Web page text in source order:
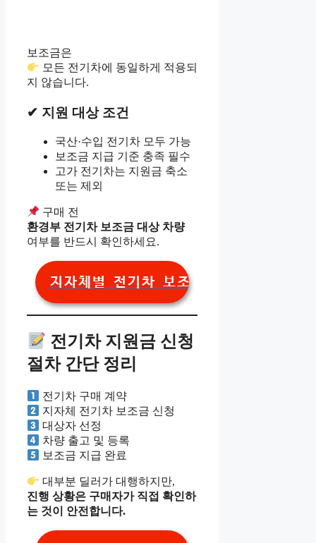
보조금은
모든 전기차에 동일하게 적용되
지 않습니다.
✔ 지원 대상 조건
국산·수입 전기차 모두 가능
보조금 지급 기준 충족 필수
고가 전기차는 지원금 축소
또는 제외
구매 전
환경부 전기차 보조금 대상 차량
여부를 반드시 확인하세요.
지자체별 전기차 보조금 조회
전기차 지원금 신청
절차 간단 정리
전기차 구매 계약
지자체 전기차 보조금 신청
대상자 선정
차량 출고 및 등록
보조금 지급 완료
대부분 딜러가 대행하지만,
진행 상황은 구매자가 직접 확인하
는 것이 안전합니다.